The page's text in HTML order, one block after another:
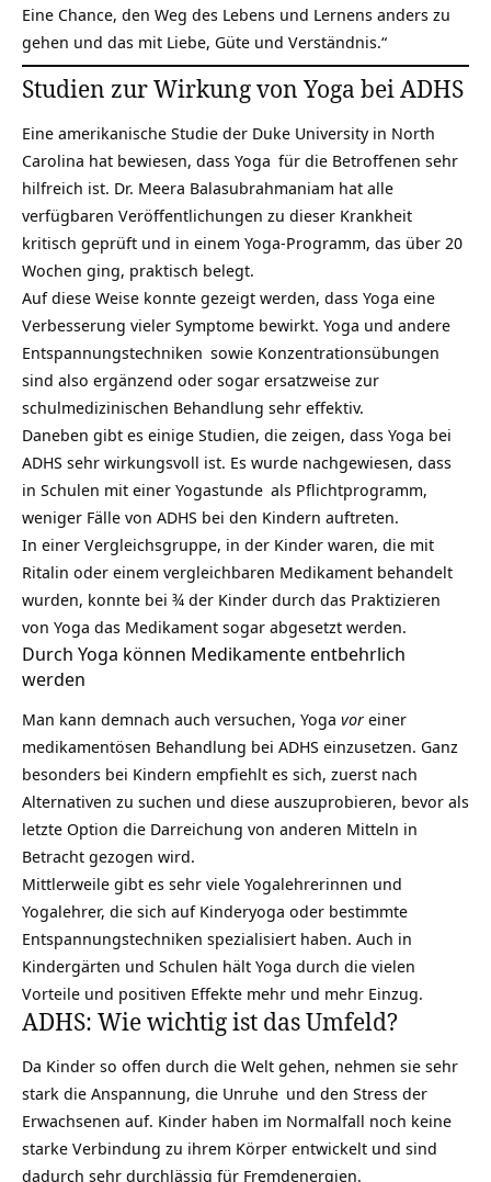
Eine Chance, den Weg des Lebens und Lernens anders zu
gehen und das mit Liebe, Güte und Verständnis.“
Studien zur Wirkung von Yoga bei ADHS
Eine amerikanische Studie der Duke University in North
Carolina hat bewiesen, dass Yoga für die Betroffenen sehr
hilfreich ist. Dr. Meera Balasubrahmaniam hat alle
verfügbaren Veröffentlichungen zu dieser Krankheit
kritisch geprüft und in einem Yoga-Programm, das über 20
Wochen ging, praktisch belegt.
Auf diese Weise konnte gezeigt werden, dass Yoga eine
Verbesserung vieler Symptome bewirkt. Yoga und andere
Entspannungstechniken sowie Konzentrationsübungen
sind also ergänzend oder sogar ersatzweise zur
schulmedizinischen Behandlung sehr effektiv.
Daneben gibt es einige Studien, die zeigen, dass Yoga bei
ADHS sehr wirkungsvoll ist. Es wurde nachgewiesen, dass
in Schulen mit einer Yogastunde als Pflichtprogramm,
weniger Fälle von ADHS bei den Kindern auftreten.
In einer Vergleichsgruppe, in der Kinder waren, die mit
Ritalin oder einem vergleichbaren Medikament behandelt
wurden, konnte bei ¾ der Kinder durch das Praktizieren
von Yoga das Medikament sogar abgesetzt werden.
Durch Yoga können Medikamente entbehrlich
werden
Man kann demnach auch versuchen, Yoga voreiner
medikamentösen Behandlung bei ADHS einzusetzen. Ganz
besonders bei Kindern empfiehlt es sich, zuerst nach
Alternativen zu suchen und diese auszuprobieren, bevor als
letzte Option die Darreichung von anderen Mitteln in
Betracht gezogen wird.
Mittlerweile gibt es sehr viele Yogalehrerinnen und
Yogalehrer, die sich auf Kinderyoga oder bestimmte
Entspannungstechniken spezialisiert haben. Auch in
Kindergärten und Schulen hält Yoga durch die vielen
Vorteile und positiven Effekte mehr und mehr Einzug.
ADHS: Wie wichtig ist das Umfeld?
Da Kinder so offen durch die Welt gehen, nehmen sie sehr
stark die Anspannung, die Unruhe und den Stress der
Erwachsenen auf. Kinder haben im Normalfall noch keine
starke Verbindung zu ihrem Körper entwickelt und sind
dadurch sehr durchlässig für Fremdenergien.